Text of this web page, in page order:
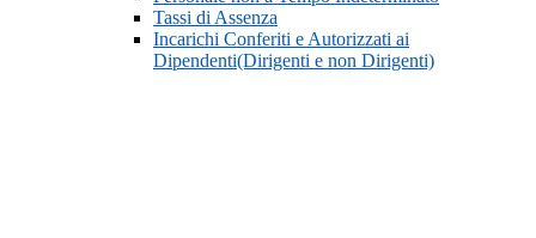
Tassi di Assenza
Incarichi Conferiti e Autorizzati ai
Dipendenti(Dirigenti e non Dirigenti)